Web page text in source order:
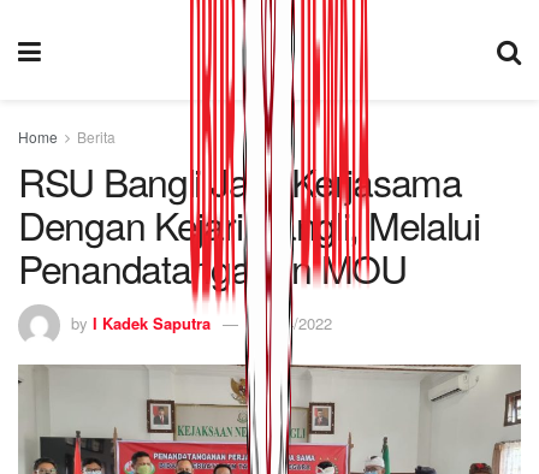
Home Berita
RSU Bangli Jalin Kerjasama
Dengan Kejari Bangli, Melalui
Penandatanganan MOU
by I Kadek Saputra 14/04/2022